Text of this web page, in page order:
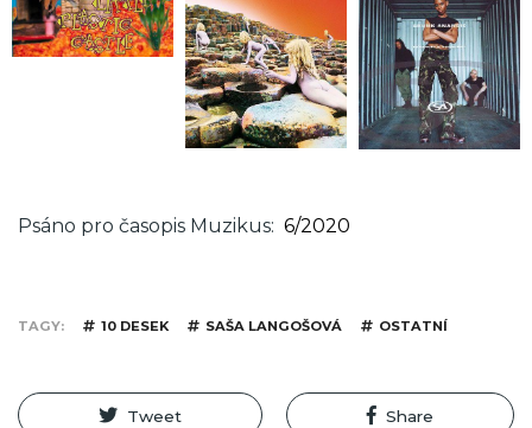
Psáno pro časopis Muzikus 6/2020
TAGY 10 DESEK SAŠA LANGOŠOVÁ OSTATNÍ
Tweet Share